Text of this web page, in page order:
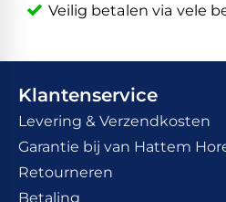
Veilig betalen via vele
Klantenservice
Levering & Verzendkosten
Garantie bij van Hattem
Retourneren
Betaling